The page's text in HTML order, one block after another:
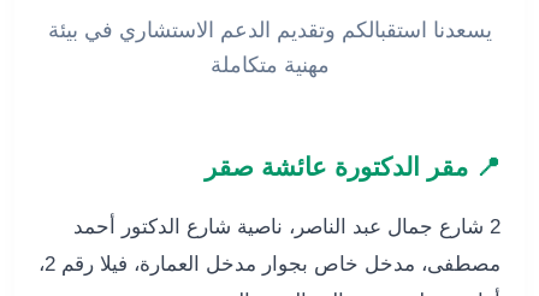
يسعدنا استقبالكم وتقديم الدعم الاستشاري في بيئة
مهنية متكاملة
📍 مقر الدكتورة عائشة صقر
2 شارع جمال عبد الناصر، ناصية شارع الدكتور أحمد
مصطفى، مدخل خاص بجوار مدخل العمارة، فيلا رقم 2،